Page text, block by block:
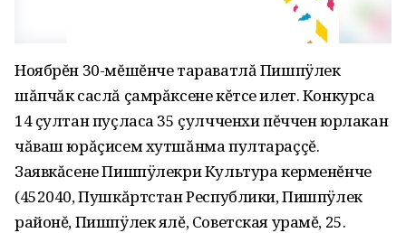
Ноябрĕн 30-мĕшĕнче тараватлă Пишпÿлек
шăпчăк саслă çамрăксене кĕтсе илет. Конкурса
14 çултан пуçласа 35 çулчченхи пĕччен юрлакан
чăваш юрăçисем хутшăнма пултараççĕ.
Заявкăсене Пишпÿлекри Культура керменĕнче
(452040, Пушкăртстан Республики, Пишпÿлек
районĕ, Пишпÿлек ялĕ, Советская урамĕ, 25.